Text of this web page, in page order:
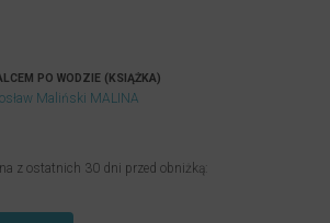
PO WODZIE (KSIĄŻKA)
Maliński MALINA
z ostatnich 30 dni przed obniżką: